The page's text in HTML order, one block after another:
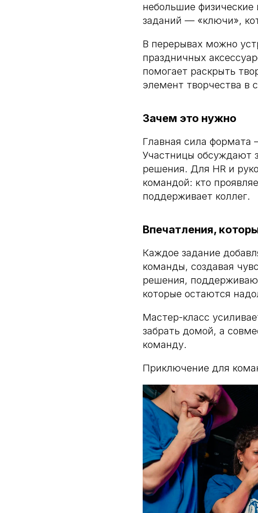
небольшие
заданий — «ключи»,
В перерывах можно
праздничных
помогает раскрыть
элемент творчества в
Зачем это нужно
Главная сила
Участницы обсуждают
решения. Для HR и
командой: кто
поддерживает коллег.
Впечатления,
Каждое задание
команды, создавая
решения,
которые остаются
Мастер-класс
забрать домой, а
команду.
Приключение для